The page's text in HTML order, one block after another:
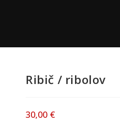
Ribič / ribolov
30,00 €